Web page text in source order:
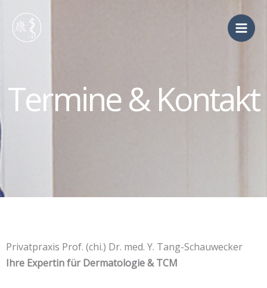
Inhalt
springen
Termine & Kontakt
Privatpraxis Prof. (chi.) Dr. med. Y. Tang-Schauwecker
Ihre Expertin für Dermatologie & TCM